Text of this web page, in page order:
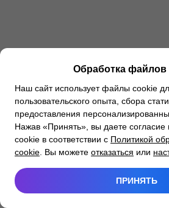
Обработка файлов
Наш сайт использует файлы cookie
пользовательского опыта, сбора
предоставления
Нажав «Принять», вы даете
cookie в соответствии с Политикой
cookie . Вы можете отказаться или
ПРИНЯТЬ